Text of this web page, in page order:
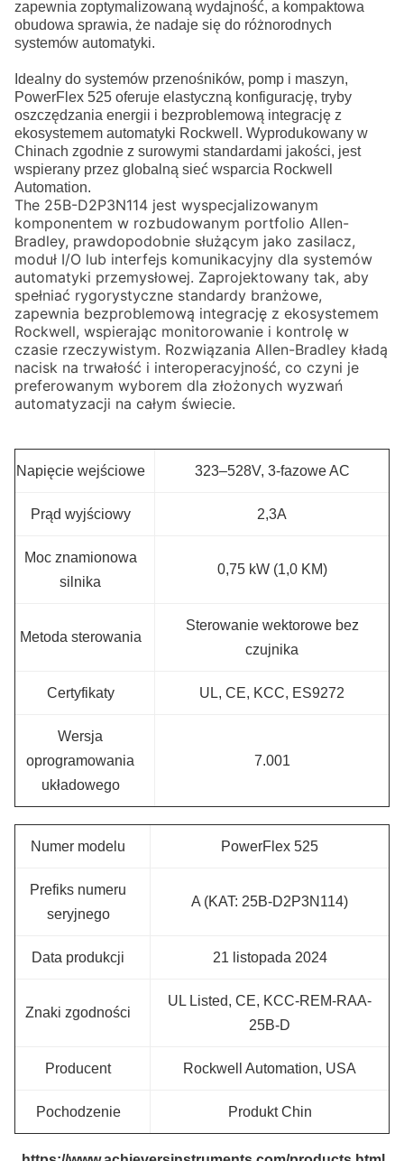
zapewnia zoptymalizowaną wydajność, a kompaktowa
obudowa sprawia, że nadaje się do różnorodnych
systemów automatyki.
Idealny do systemów przenośników, pomp i maszyn,
PowerFlex 525 oferuje elastyczną konfigurację, tryby
oszczędzania energii i bezproblemową integrację z
ekosystemem automatyki Rockwell. Wyprodukowany w
Chinach zgodnie z surowymi standardami jakości, jest
wspierany przez globalną sieć wsparcia Rockwell
Automation.
The 25B-D2P3N114 jest wyspecjalizowanym
komponentem w rozbudowanym portfolio Allen-
Bradley, prawdopodobnie służącym jako zasilacz,
moduł I/O lub interfejs komunikacyjny dla systemów
automatyki przemysłowej. Zaprojektowany tak, aby
spełniać rygorystyczne standardy branżowe,
zapewnia bezproblemową integrację z ekosystemem
Rockwell, wspierając monitorowanie i kontrolę w
czasie rzeczywistym. Rozwiązania Allen-Bradley kładą
nacisk na trwałość i interoperacyjność, co czyni je
preferowanym wyborem dla złożonych wyzwań
automatyzacji na całym świecie.
Napięcie wejściowe 323–528V, 3-fazowe AC
Prąd wyjściowy 2,3A
Moc znamionowa
silnika
0,75 kW (1,0 KM)
Metoda sterowania
Sterowanie wektorowe bez
czujnika
Certyfikaty UL, CE, KCC, ES9272
Wersja
oprogramowania
układowego
7.001
Numer modelu PowerFlex 525
Prefiks numeru
seryjnego
A (KAT: 25B-D2P3N114)
Data produkcji 21 listopada 2024
Znaki zgodności
UL Listed, CE, KCC-REM-RAA-
25B-D
Producent Rockwell Automation, USA
Pochodzenie Produkt Chin